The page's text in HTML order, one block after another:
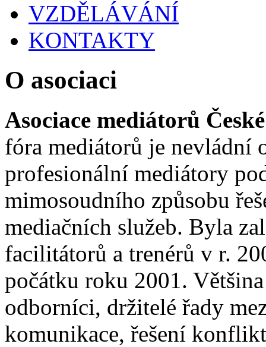
VZDĚLÁVÁNÍ
KONTAKTY
O asociaci
Asociace mediátorů
fóra mediátorů je nevládní
profesionální mediátory
mimosoudního způsobu
mediačních služeb. Byla
facilitátorů a trenérů v r.
počátku roku 2001.
odborníci, držitelé řady
komunikace, řešení